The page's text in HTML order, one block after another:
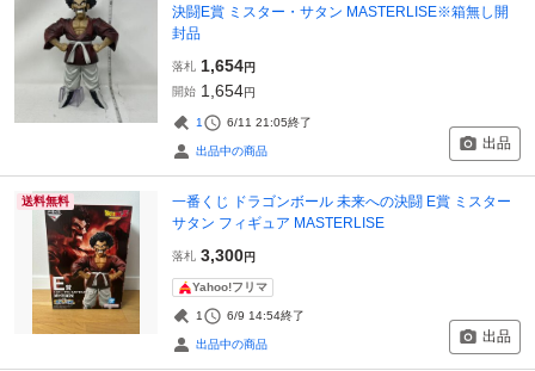
決闘E賞 ミスター・サタン MASTERLISE※箱無し開
封品
落札 1,654円
開始 1,654円
1 6/11 21:05終了
出品中の商品 出品
送料無料
一番くじ ドラゴンボール 未来への決闘 E賞 ミスター
サタン フィギュア MASTERLISE
落札 3,300円
Yahoo!フリマ
1 6/9 14:54終了
出品中の商品 出品